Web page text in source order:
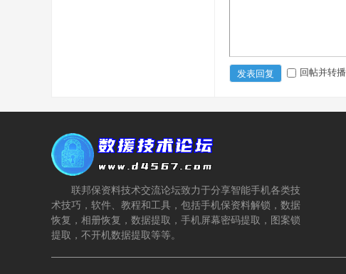
发表回复 回帖并转播
联邦保资料技术交流论坛致力于分享智能手机各类技
术技巧，软件、教程和工具，包括手机保资料解锁，数据
恢复，相册恢复，数据提取，手机屏幕密码提取，图案锁
提取，不开机数据提取等等。